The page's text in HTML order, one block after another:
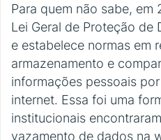
Para quem não sabe, em
Lei Geral de Proteção de
e estabelece normas em
armazenamento e
informações pessoais
internet. Essa foi uma
institucionais
vazamento de dados na